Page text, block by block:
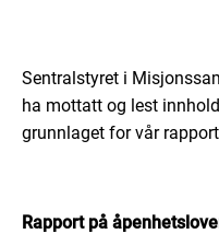
Sentralstyret i
ha mottatt og lest
grunnlaget for vår
Rapport på